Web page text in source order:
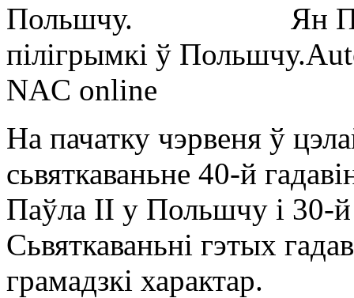
Ян
пілігрымкі ў Польшчу.
NAC online
На пачатку чэрвеня ў
сьвяткаваньне 40-й
Паўла ІІ у Польшчу і 30-й
Сьвяткаваньні гэтых
грамадзкі характар.